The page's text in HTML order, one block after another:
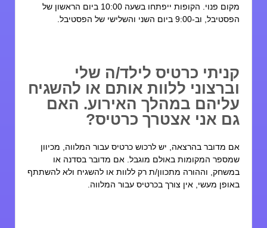
מקום פנוי. הקופות ייפתחו בשעה 10:00 ביום הראשון של
וב-9:00 ביום השני והשלישי של הפסטיבל.
כרטיס לילד/ה שלי
ללוות אותם או להשגיח
במהלך האירוע. האם
אני אצטרך כרטיס?
מדובר בהרצאה, יש לרכוש כרטיס עבור המלווה, מכיוון
המקומות באולם מוגבל. אם מדובר בסדנה או
וההורה מתכוון/ת רק ללוות או להשגיח ולא להשתתף
מעשי, אין צורך בכרטיס עבור המלווה.